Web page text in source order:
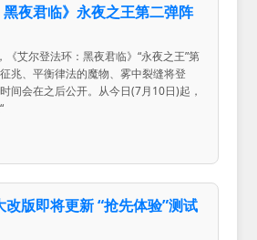
黑夜君临》永夜之王第二弹阵
艾尔登法环：黑夜君临》“永夜之王”第
兆、平衡律法的魔物、雾中裂缝将登
间会在之后公开。从今日(7月10日)起，
版即将更新 “抢先体验”测试